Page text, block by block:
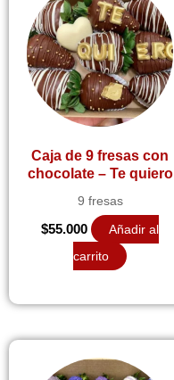
Caja de 9 fresas con
chocolate – Te quiero
9 fresas
$55.000
Añadir al
carrito